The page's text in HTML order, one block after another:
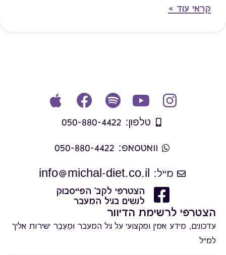
מאוזנת ועל עלייה תקינה במשקל.
קראי עוד »
טלפון: 050-880-4422
וואטסאפ: 050-880-4422
מייל: info@michal-diet.co.il
הצטרפי לקב' הפייסבוק
לנשים בגיל המעבר
הצטרפי לרשימת הדיוור
עדכונים, מידע אמין ומקצועי על גיל המעבר וּמֵעֵבֶר ישירות אליך
למייל